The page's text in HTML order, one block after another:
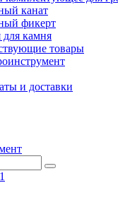
канат
фикерт
камня
товары
и доставки